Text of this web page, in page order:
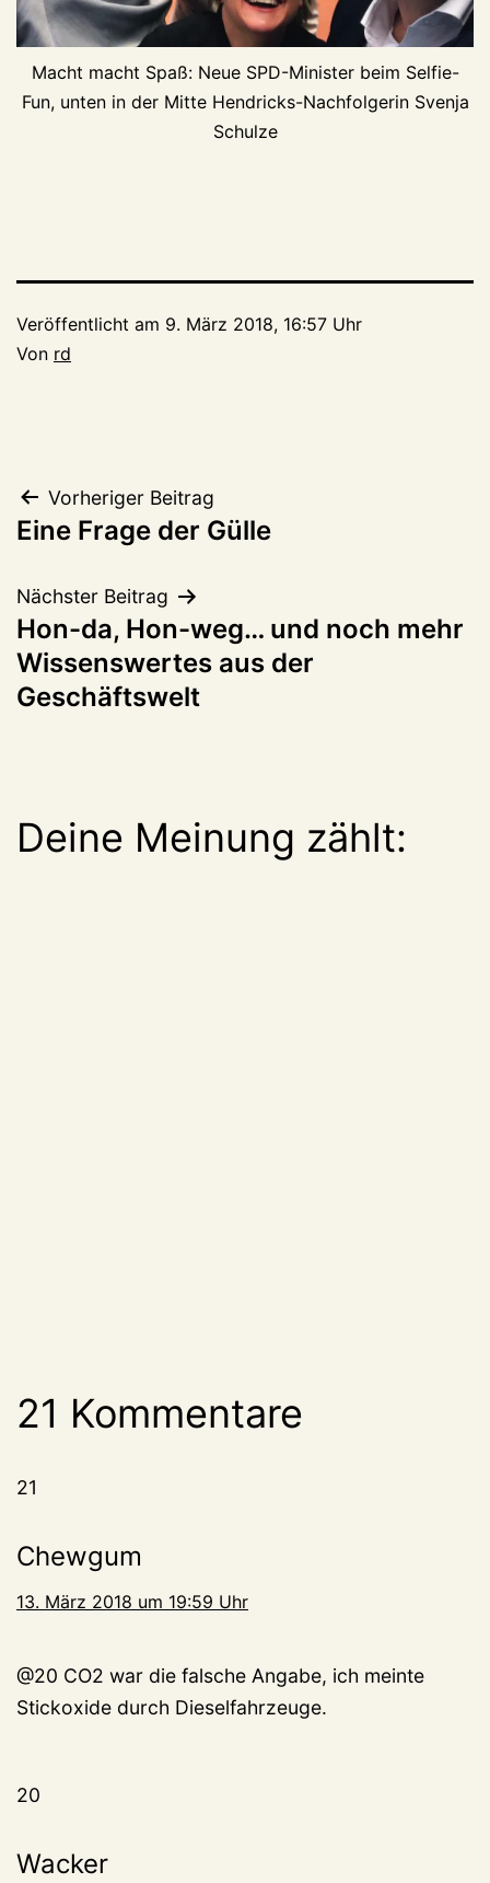
Macht macht Spaß: Neue SPD-Minister beim Selfie-
Fun, unten in der Mitte Hendricks-Nachfolgerin Svenja
Schulze
Veröffentlicht am 9. März 2018, 16:57 Uhr
Von rd
Beitragsnavigation
Vorheriger Beitrag
Eine Frage der Gülle
Nächster Beitrag
Hon-da, Hon-weg… und noch mehr
Wissenswertes aus der
Geschäftswelt
Deine Meinung zählt:
21 Kommentare
21
Chewgum
13. März 2018 um 19:59 Uhr
@20 CO2 war die falsche Angabe, ich meinte
Stickoxide durch Dieselfahrzeuge.
20
Wacker